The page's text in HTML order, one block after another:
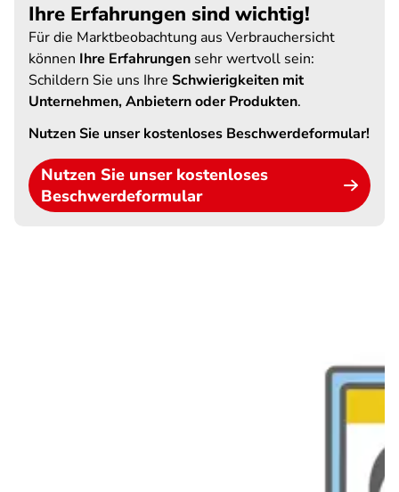
Ihre Erfahrungen sind wichtig!
Für die Marktbeobachtung aus Verbrauchersicht
können Ihre Erfahrungen sehr wertvoll sein:
Schildern Sie uns Ihre Schwierigkeiten mit
Unternehmen, Anbietern oder Produkten.
Nutzen Sie unser kostenloses Beschwerdeformular!
Nutzen Sie unser kostenloses
Beschwerdeformular